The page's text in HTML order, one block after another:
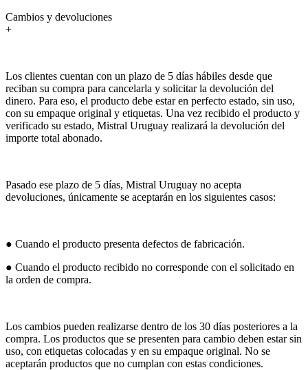
Cambios y devoluciones
+
Los clientes cuentan con un plazo de 5 días hábiles desde que
reciban su compra para cancelarla y solicitar la devolución del
dinero. Para eso, el producto debe estar en perfecto estado, sin uso,
con su empaque original y etiquetas. Una vez recibido el producto y
verificado su estado, Mistral Uruguay realizará la devolución del
importe total abonado.
Pasado ese plazo de 5 días, Mistral Uruguay no acepta
devoluciones, únicamente se aceptarán en los siguientes casos:
● Cuando el producto presenta defectos de fabricación.
● Cuando el producto recibido no corresponde con el solicitado en
la orden de compra.
Los cambios pueden realizarse dentro de los 30 días posteriores a la
compra. Los productos que se presenten para cambio deben estar sin
uso, con etiquetas colocadas y en su empaque original. No se
aceptarán productos que no cumplan con estas condiciones.